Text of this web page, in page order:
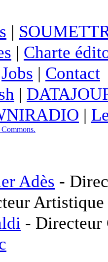
|
| Charte
Jobs | Contact
|
|
Adès -
-